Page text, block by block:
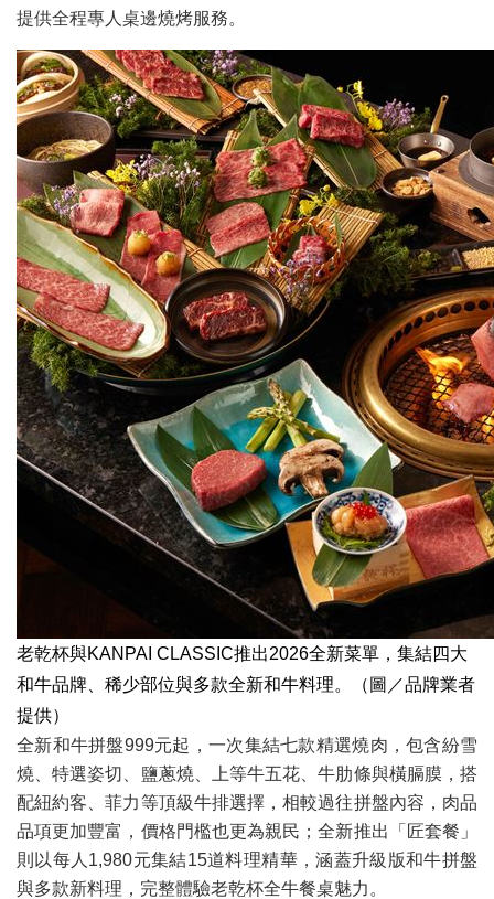
提供全程專人桌邊燒烤服務。
老乾杯與KANPAI CLASSIC推出2026全新菜單，集結四大
和牛品牌、稀少部位與多款全新和牛料理。（圖／品牌業者
提供）
全新和牛拼盤999元起，一次集結七款精選燒肉，包含紛雪
燒、特選姿切、鹽蔥燒、上等牛五花、牛肋條與橫膈膜，搭
配紐約客、菲力等頂級牛排選擇，相較過往拼盤內容，肉品
品項更加豐富，價格門檻也更為親民；全新推出「匠套餐」
則以每人1,980元集結15道料理精華，涵蓋升級版和牛拼盤
與多款新料理，完整體驗老乾杯全牛餐桌魅力。